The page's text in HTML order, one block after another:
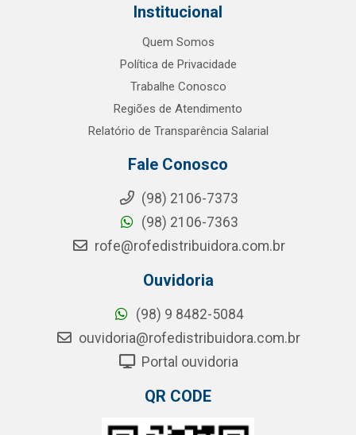
Institucional
Quem Somos
Política de Privacidade
Trabalhe Conosco
Regiões de Atendimento
Relatório de Transparência Salarial
Fale Conosco
(98) 2106-7373
(98) 2106-7363
rofe@rofedistribuidora.com.br
Ouvidoria
(98) 9 8482-5084
ouvidoria@rofedistribuidora.com.br
Portal ouvidoria
QR CODE